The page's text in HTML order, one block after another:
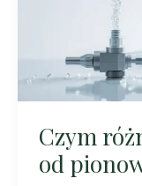
Czym
od